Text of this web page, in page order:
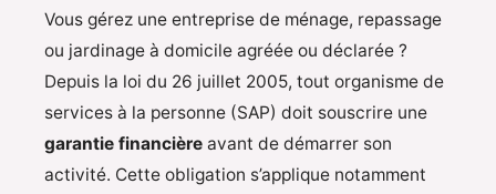
Vous gérez une entreprise de ménage, repassage
ou jardinage à domicile agréée ou déclarée ?
Depuis la loi du 26 juillet 2005, tout organisme de
services à la personne (SAP) doit souscrire une
garantie financière avant de démarrer son
activité. Cette obligation s’applique notamment